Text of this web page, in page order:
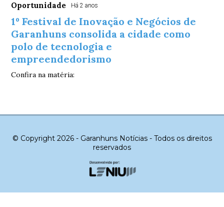
Oportunidade Há 2 anos
1º Festival de Inovação e Negócios de
Garanhuns consolida a cidade como
polo de tecnologia e
empreendedorismo
Confira na matéria:
© Copyright 2026 - Garanhuns Notícias - Todos os direitos
reservados